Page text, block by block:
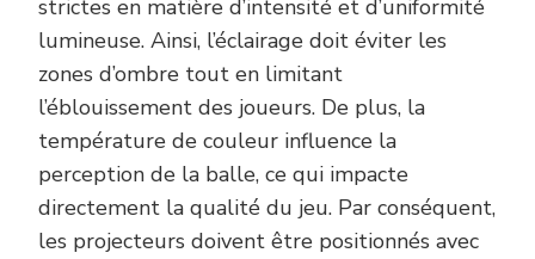
strictes en matière d’intensité et d’uniformité
lumineuse. Ainsi, l’éclairage doit éviter les
zones d’ombre tout en limitant
l’éblouissement des joueurs. De plus, la
température de couleur influence la
perception de la balle, ce qui impacte
directement la qualité du jeu. Par conséquent,
les projecteurs doivent être positionnés avec